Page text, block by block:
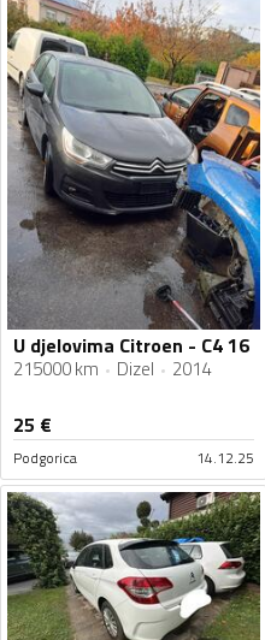
U djelovima Citroen - C4 16
215000 km Dizel 2014
25 €
Podgorica 14.12.25